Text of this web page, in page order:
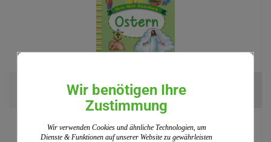
Einzelpreis:2,50 EUR
Wir benötigen Ihre
Zustimmung
Wir verwenden Cookies und ähnliche Technologien, um
Dienste & Funktionen auf unserer Website zu gewährleisten